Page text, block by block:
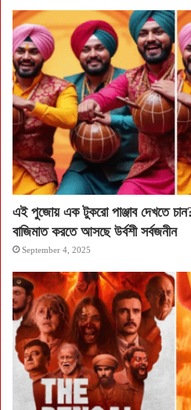
এই পুজোয় এক টুকরো পাঞ্জাব দেখতে
বাজিমাত করতে আসছে উর্বশী সর্বজনীন
September 4, 2025